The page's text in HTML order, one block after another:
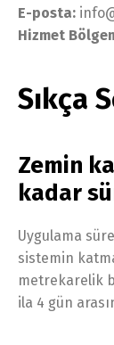
E-posta:
Hizmet
Sıkça
Zemin
kadar
Uygulama
sistemin
metrekarelik
ila 4 gün